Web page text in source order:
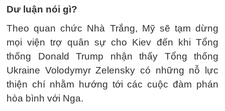
Dư luận nói gì?
Theo quan chức Nhà Trắng, Mỹ sẽ tạm dừng
mọi viện trợ quân sự cho Kiev đến khi Tổng
thống Donald Trump nhận thấy Tổng thống
Ukraine Volodymyr Zelensky có những nỗ lực
thiện chí nhằm hướng tới các cuộc đàm phán
hòa bình với Nga.